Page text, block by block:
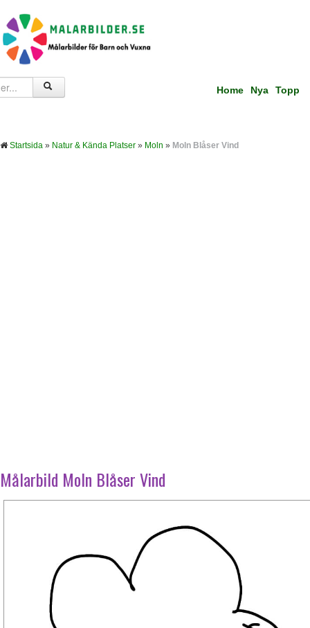
Home Nya Topp
Startsida » Natur & Kända Platser » Moln » Moln Blåser Vind
Målarbild Moln Blåser Vind